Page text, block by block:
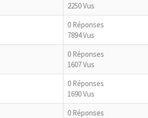
2250 Vus
0 Réponses
7894 Vus
0 Réponses
1607 Vus
0 Réponses
1690 Vus
0 Réponses